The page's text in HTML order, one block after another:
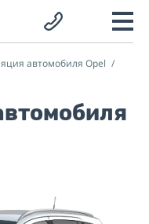
автомобиля Opel